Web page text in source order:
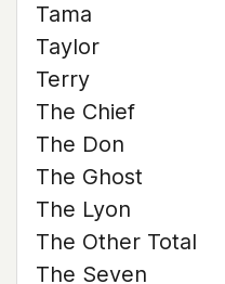
Tama
Taylor
Terry
The Chief
The Don
The Ghost
The Lyon
The Other Total
The Seven